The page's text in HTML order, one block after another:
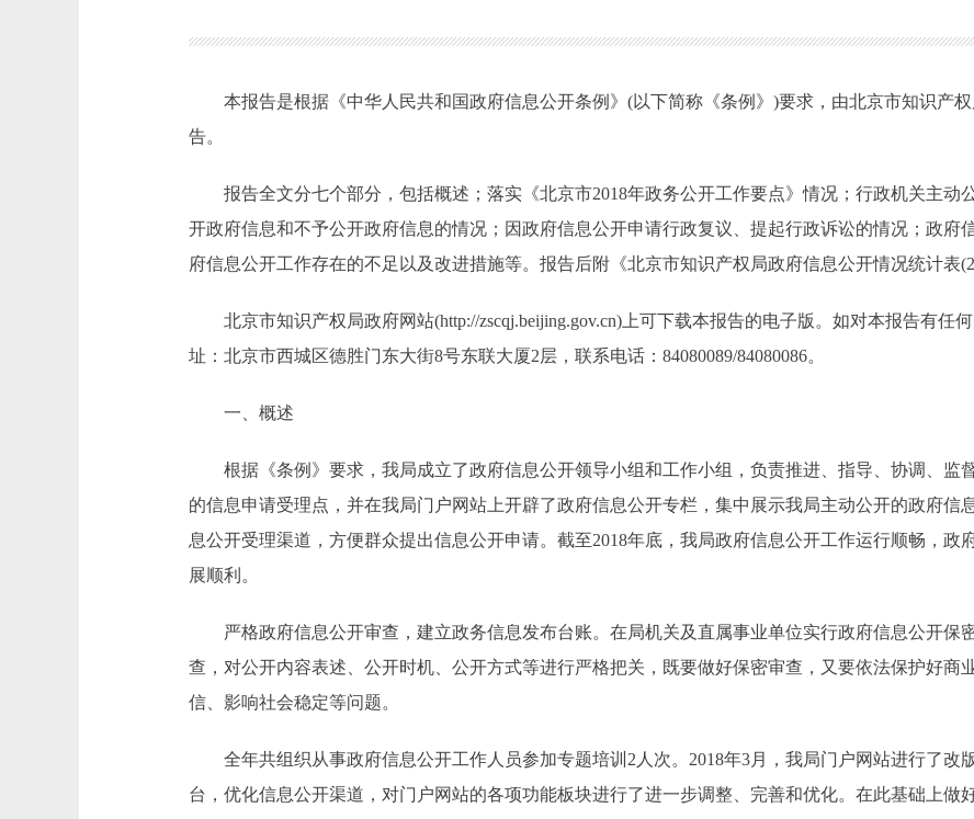
本报告是根据《中华人民共和国政府信息公开条例》(以下简称《条例》)要求，由北京市知识产权
告。
报告全文分七个部分，包括概述；落实《北京市2018年政务公开工作要点》情况；行政机关主动
开政府信息和不予公开政府信息的情况；因政府信息公开申请行政复议、提起行政诉讼的情况；政府
府信息公开工作存在的不足以及改进措施等。报告后附《北京市知识产权局政府信息公开情况统计表
北京市知识产权局政府网站(http://zscqj.beijing.gov.cn)上可下载本报告的电子版。如对本报告有任
址：北京市西城区德胜门东大街8号东联大厦2层，联系电话：84080089/84080086。
一、概述
根据《条例》要求，我局成立了政府信息公开领导小组和工作小组，负责推进、指导、协调、监
的信息申请受理点，并在我局门户网站上开辟了政府信息公开专栏，集中展示我局主动公开的政府信
息公开受理渠道，方便群众提出信息公开申请。截至2018年底，我局政府信息公开工作运行顺畅，政
展顺利。
严格政府信息公开审查，建立政务信息发布台账。在局机关及直属事业单位实行政府信息公开保
查，对公开内容表述、公开时机、公开方式等进行严格把关，既要做好保密审查，又要依法保护好商
信、影响社会稳定等问题。
全年共组织从事政府信息公开工作人员参加专题培训2人次。2018年3月，我局门户网站进行了改
台，优化信息公开渠道，对门户网站的各项功能板块进行了进一步调整、完善和优化。在此基础上做